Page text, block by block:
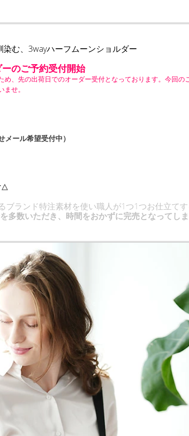
む、3wayハーフムーンショルダー
のご予約受付開始
、先の出荷日でのオーダー受付となっております。今回
せ。
ール希望受付中）
△
ブランド特注素材を使い職人が1つ1つお仕立て
多数いただき、時間をおかずに完売となってし